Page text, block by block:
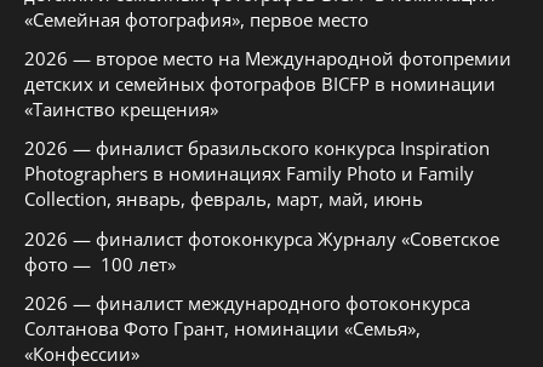
«Семейная фотография», первое место
2026 — второе место на Международной фотопремии
детских и семейных фотографов BICFP в номинации
«Таинство крещения»
2026 — финалист бразильского конкурса Inspiration
Photographers в номинациях Family Photo и Family
Collection, январь, февраль, март, май, июнь
2026 — финалист фотоконкурса Журналу «Советское
фото — 100 лет»
2026 — финалист международного фотоконкурса
Солтанова Фото Грант, номинации «Семья»,
«Конфессии»